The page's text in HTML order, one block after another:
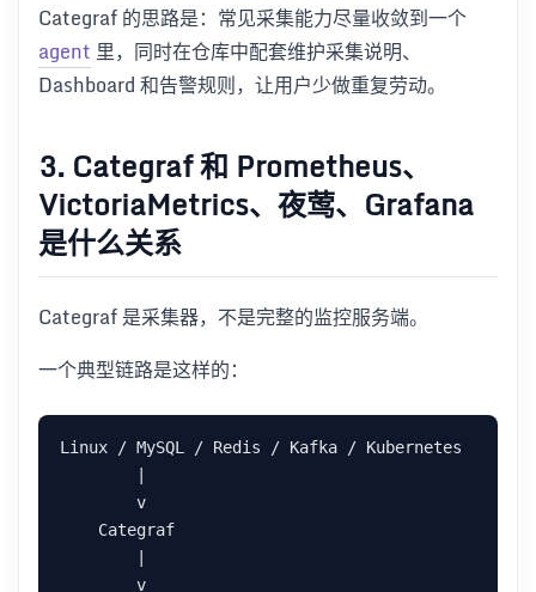
Categraf 的思路是：常见采集能力尽量收敛到一个
agent里，同时在仓库中配套维护采集说明、
Dashboard 和告警规则，让用户少做重复劳动。
3. Categraf 和 Prometheus、
VictoriaMetrics、夜莺、Grafana
是什么关系
Categraf 是采集器，不是完整的监控服务端。
一个典型链路是这样的：